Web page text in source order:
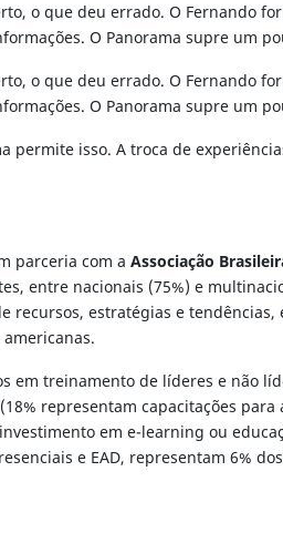
o que deu errado. O Fernando
O Panorama supre um
o que deu errado. O Fernando
O Panorama supre um
isso. A troca de
parceria com a Associação
entre nacionais (75%) e
recursos, estratégias e
treinamento de líderes e não
representam capacitações
em e-learning ou
e EAD, representam 6%